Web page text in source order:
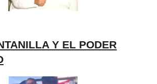
Y EL PODER